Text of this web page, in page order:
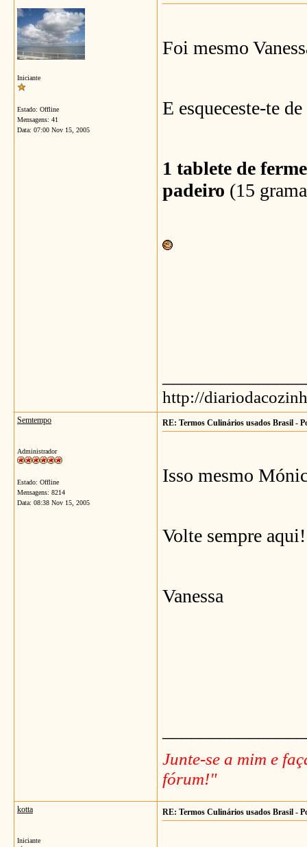
Iniciante
Estado: Offline
Mensagens: 41
Data: 07:00 Nov 15, 2005
Foi mesmo
E esqueceste-te
1 tablete de
padeiro (15
http://
Semtempo
Administrador
Estado: Offline
Mensagens: 8214
Data: 08:38 Nov 15, 2005
RE: Termos Culinários usados Brasil -
Isso mesmo
Volte sempre
Vanessa
Junte-se a mim e
fórum!"
kotta
Iniciante
RE: Termos Culinários usados Brasil -